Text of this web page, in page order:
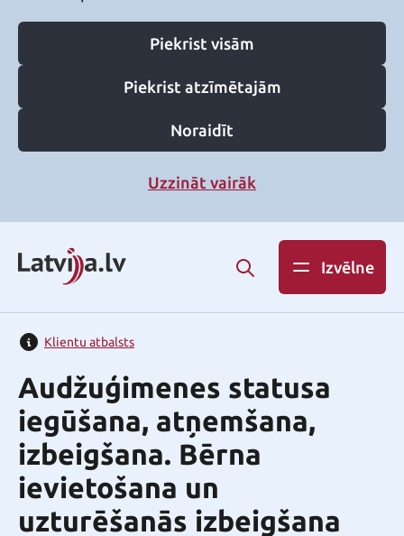
Piekrist visām
Piekrist atzīmētajām
Noraidīt
Uzzināt vairāk
Izvēlne
Klientu atbalsts
Audžuģimenes statusa
iegūšana, atņemšana,
izbeigšana. Bērna
ievietošana un
uzturēšanās izbeigšana